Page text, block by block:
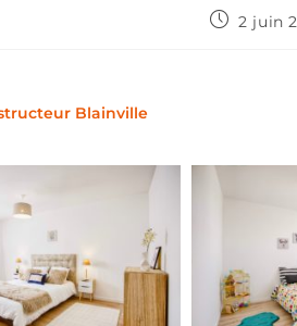
2 juin
Blainville